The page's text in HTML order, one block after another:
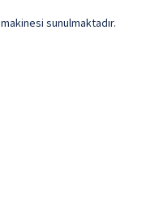
sunulmaktadır.